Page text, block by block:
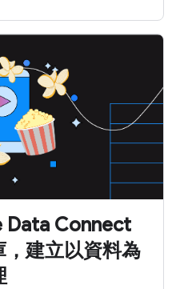
Data Connect
，建立以資料為